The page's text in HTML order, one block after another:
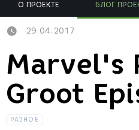
О ПРОЕКТЕ БЛОГ
29.04.2017
Marvel's
Groot
РАЗНОЕ